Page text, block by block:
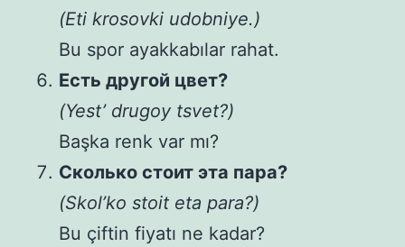
(Eti krosovki udobniye.)
Bu spor ayakkabılar rahat.
Есть другой цвет?
(Yest’ drugoy tsvet?)
Başka renk var mı?
Сколько стоит эта пара?
(Skol’ko stoit eta para?)
Bu çiftin fiyatı ne kadar?